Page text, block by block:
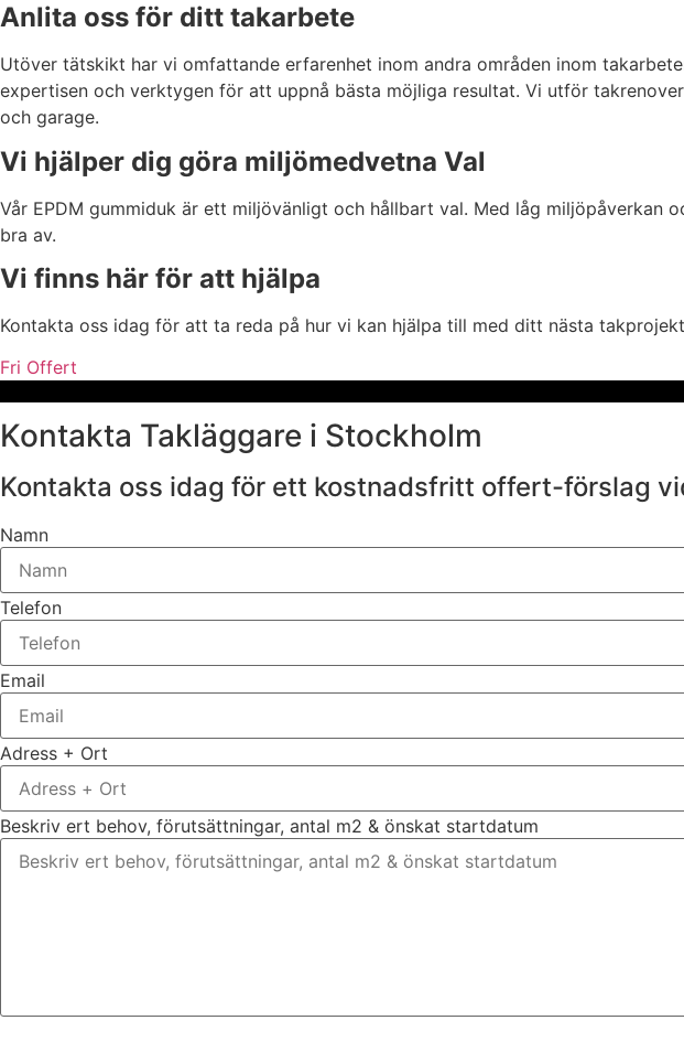
Anlita oss för ditt takarbete
Utöver tätskikt har vi omfattande erfarenhet inom andra områden inom
expertisen och verktygen för att uppnå bästa möjliga resultat. Vi utför
och garage.
Vi hjälper dig göra miljömedvetna Val
Vår EPDM gummiduk är ett miljövänligt och hållbart val. Med låg
bra av.
Vi finns här för att hjälpa
Kontakta oss idag för att ta reda på hur vi kan hjälpa till med ditt nästa
Fri Offert
Kontakta Takläggare i Stockholm
Kontakta oss idag för ett kostnadsfritt offert-förslag
Namn
Telefon
Email
Adress + Ort
Beskriv ert behov, förutsättningar, antal m2 & önskat startdatum